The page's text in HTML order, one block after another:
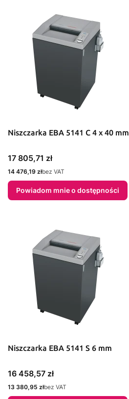
Niszczarka EBA 5141 C 4 x 40 mm
Cena
17 805,71 zł
Cena
14 476,19 złbez VAT
Powiadom mnie o dostępności
Niszczarka EBA 5141 S 6 mm
Cena
16 458,57 zł
Cena
13 380,95 złbez VAT